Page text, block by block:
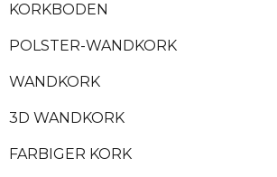
KORKBODEN
POLSTER-WANDKORK
WANDKORK
3D WANDKORK
FARBIGER KORK